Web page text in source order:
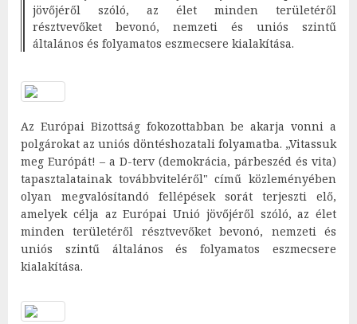
jövőjéről szóló, az élet minden területéről
résztvevőket bevonó, nemzeti és uniós szintű
általános és folyamatos eszmecsere kialakítása.
Az Európai Bizottság fokozottabban be akarja vonni a
polgárokat az uniós döntéshozatali folyamatba. „Vitassuk
meg Európát! – a D-terv (demokrácia, párbeszéd és vita)
tapasztalatainak továbbviteléről" című közleményében
olyan megvalósítandó fellépések sorát terjeszti elő,
amelyek célja az Európai Unió jövőjéről szóló, az élet
minden területéről résztvevőket bevonó, nemzeti és
uniós szintű általános és folyamatos eszmecsere
kialakítása.